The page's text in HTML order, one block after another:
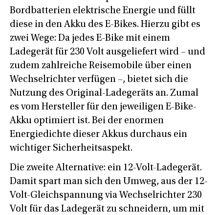
Bordbatterien elektrische Energie und füllt
diese in den Akku des E-Bikes. Hierzu gibt es
zwei Wege: Da jedes E-Bike mit einem
Ladegerät für 230 Volt ausgeliefert wird – und
zudem zahlreiche Reisemobile über einen
Wechselrichter verfügen –, bietet sich die
Nutzung des Original-Ladegeräts an. Zumal
es vom Hersteller für den jeweiligen E-Bike-
Akku optimiert ist. Bei der enormen
Energiedichte dieser Akkus durchaus ein
wichtiger Sicherheitsaspekt.
Die zweite Alternative: ein 12-Volt-Ladegerät.
Damit spart man sich den Umweg, aus der 12-
Volt-Gleichspannung via Wechselrichter 230
Volt für das Ladegerät zu schneidern, um mit